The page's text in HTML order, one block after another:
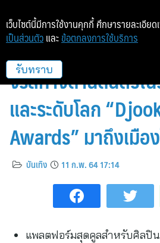
ถึงเวลาของไอดอลหน้
จรัสทางด้านดนตรีใน
และระดับโลก
Awards” มาถึงเมือ
บันเทิง 11 ก.พ. 64 17:14
แพลตฟอร์มสุดคูลสำหรับศิลปิ
เว็บไซต์นี้มีการใช้งานคุกกี้ ศึกษารายละเอียด
เป็นส่วนตัว และ ข้อตกลงการใช้บริการ
รับทราบ